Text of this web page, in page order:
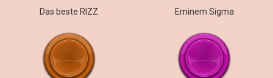
Das beste RIZZ Eminem Sigma